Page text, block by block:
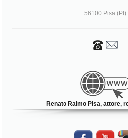
56100 Pisa (PI)
Renato Raimo Pisa, attore,